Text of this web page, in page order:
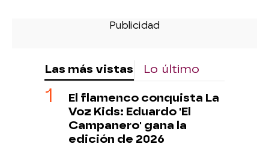
Las más vistas Lo último
El flamenco conquista La
Voz Kids: Eduardo 'El
Campanero' gana la
edición de 2026